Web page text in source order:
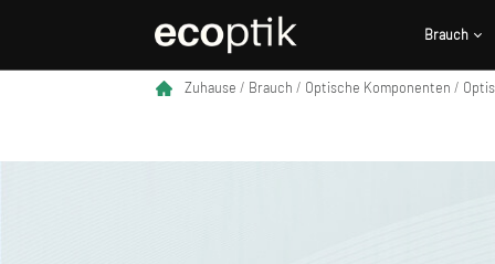
Brauch
Zuhause / Brauch / Optische Komponenten /